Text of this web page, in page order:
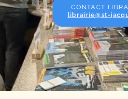
CONTACT
librairie@st-